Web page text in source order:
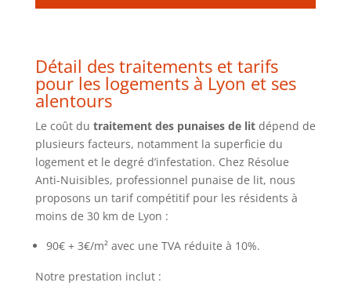
Détail des traitements et tarifs
pour les logements à Lyon et ses
alentours
Le coût du traitement des punaises de litdépend de
plusieurs facteurs, notamment la superficie du
logement et le degré d’infestation. Chez Résolue
Anti-Nuisibles, professionnel punaise de lit, nous
proposons un tarif compétitif pour les résidents à
moins de 30 km de Lyon :
90€ + 3€/m² avec une TVA réduite à 10%.
Notre prestation inclut :